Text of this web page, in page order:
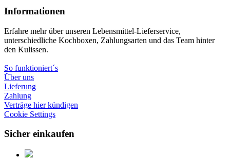
Informationen
Erfahre mehr über unseren Lebensmittel-Lieferservice,
unterschiedliche Kochboxen, Zahlungsarten und das Team hinter
den Kulissen.
So funktioniert´s
Über uns
Lieferung
Zahlung
Verträge hier kündigen
Cookie Settings
Sicher einkaufen